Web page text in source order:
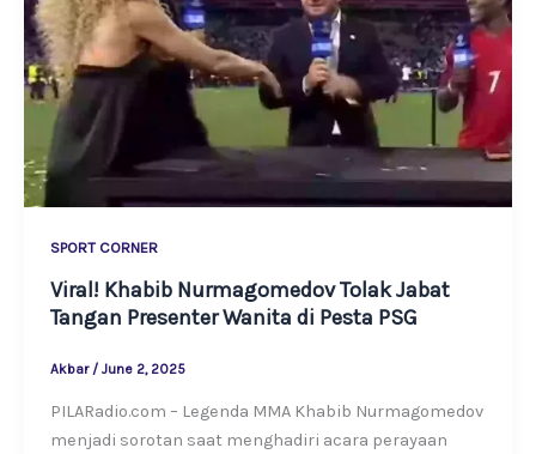
SPORT CORNER
Viral! Khabib Nurmagomedov Tolak Jabat
Tangan Presenter Wanita di Pesta PSG
Akbar / June 2, 2025
PILARadio.com – Legenda MMA Khabib Nurmagomedov
menjadi sorotan saat menghadiri acara perayaan